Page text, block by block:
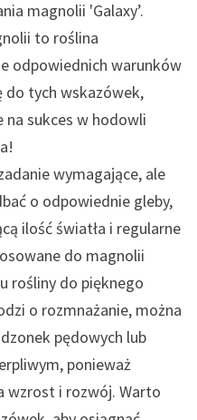
magnolii 'Galaxy’.
to roślina
odpowiednich warunków
do tych wskazówek,
na sukces w hodowli
wymagające, ale
o odpowiednie gleby,
ilość światła i regularne
do magnolii
rośliny do pięknego
o rozmnażanie, można
pędowych lub
ponieważ
wzrost i rozwój. Warto